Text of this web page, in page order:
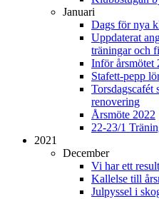
Januari
Dags för nya
Uppdaterat
träningar och
Inför årsmötet
Stafett-pepp
Torsdagscafét
renovering
Årsmöte 2022
22-23/1
2021
December
Vi har ett
Kallelse till
Julpyssel i